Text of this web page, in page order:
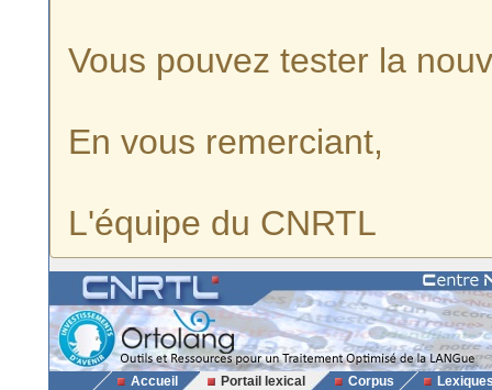
Vous pouvez tester la
En vous remerciant,
L'équipe du CNRTL
Accueil Portail lexical Corpus